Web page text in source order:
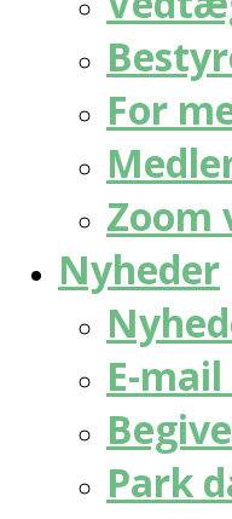
For
Zoom
Nyheder
E-
Park